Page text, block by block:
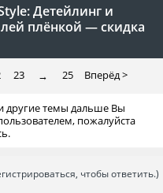
Детейлинг и
плёнкой — скидка
23 → 25 Вперёд >
другие темы дальше Вы
пожалуйста
чтобы ответить.)